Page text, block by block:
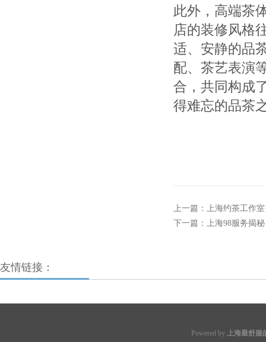
此外，高端茶
店的装修风格
适、安静的品
配、茶艺表演
合，共同构成
得难忘的品茶
上一篇： 上海约茶工作
下一篇： 上海98服务揭
友情链接：
Powered by 上海最舒服